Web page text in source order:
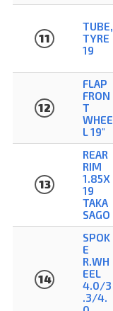
11
TUBE,
TYRE
19
12
FLAP
FRON
T
WHEE
L 19"
13
REAR
RIM
1.85X
19
TAKA
SAGO
14
SPOK
E
R.WH
EEL
4.0/3
.3/4.